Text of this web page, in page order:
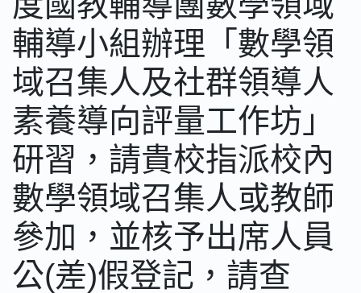
輔導小組辦理「數學領
域召集人及社群領導人
素養導向評量工作坊」
研習，請貴校指派校內
數學領域召集人或教師
參加，並核予出席人員
公(差)假登記，請查